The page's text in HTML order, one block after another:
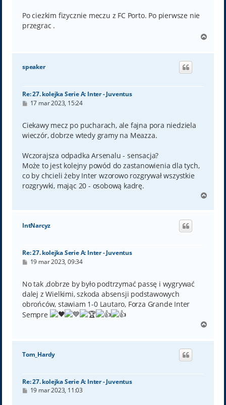
t
Po ciezkim fizycznie meczu z FC Porto. Po pierwsze nie
przegrac .
g
speaker
Re: 27. kolejka Serie A: Inter - Juventus
P
t
17 mar 2023, 15:24
Ciekawy mecz po pucharach, ale fajna pora niedziela
wieczór, dobrze wtedy gramy na Meazza.
Wczorajsza odpadka Arsenalu - sensacja?
Może to jest kolejny powód do zastanowienia dla tych,
co by chcieli żeby Inter wzorowo rozgrywał wszystkie
rozgrywki, mając 20 - osobową kadrę.
g
IntNarcyz
Re: 27. kolejka Serie A: Inter - Juventus
P
t
19 mar 2023, 09:34
No tak ,dobrze by było podtrzymać passę i wygrywać
dalej z Wielkimi, szkoda absensji podstawowych
obrońców, stawiam 1-0 Lautaro, Forza Grande Inter
Sempre
g
Tom_Hardy
Re: 27. kolejka Serie A: Inter - Juventus
P19 mar 2023, 11:03